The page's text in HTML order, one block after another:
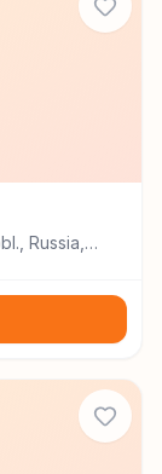
Russia,